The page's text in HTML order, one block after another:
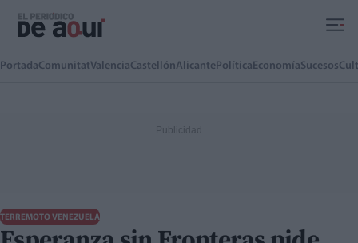
PortadaComunitatValenciaCastellónAlicante Política EconomíaSucesos
TERREMOTO VENEZUELA